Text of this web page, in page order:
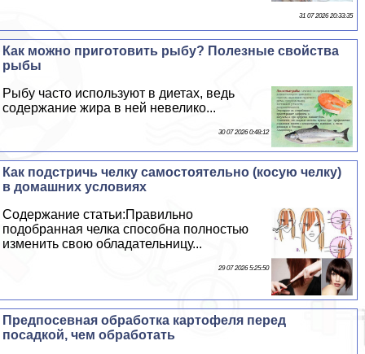
31 07 2026 20:33:35
Как можно приготовить рыбу? Полезные свойства
рыбы
Рыбу часто используют в диетах, ведь
содержание жира в ней невелико...
30 07 2026 0:48:12
Как подстричь челку самостоятельно (косую челку)
в домашних условиях
Содержание статьи:Правильно
подобранная челка способна полностью
изменить свою обладательницу...
29 07 2026 5:25:50
Предпосевная обработка картофеля перед
посадкой, чем обработать